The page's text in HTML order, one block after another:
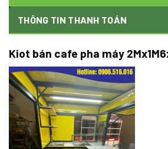
THÔNG TIN THANH TOÁN
Kiot bán cafe pha máy